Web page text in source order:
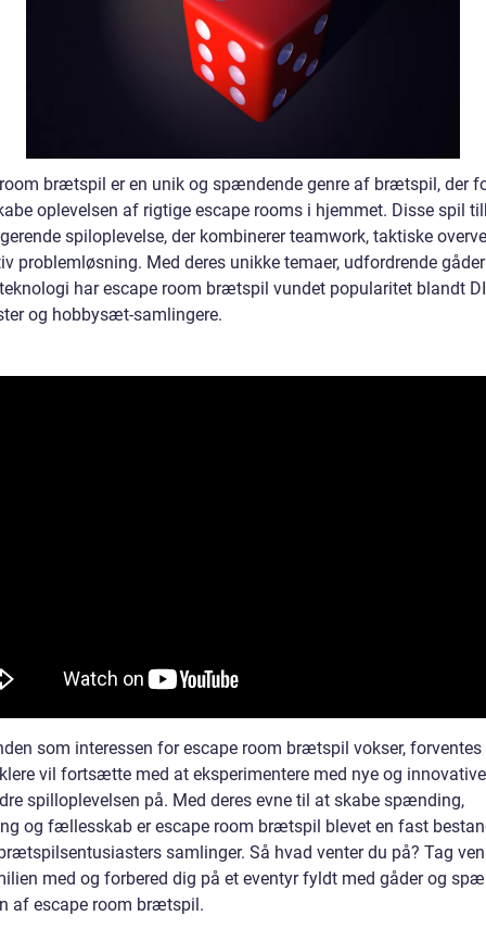
brætspil er en unik og spændende genre af brætspil, der
oplevelsen af rigtige escape rooms i hjemmet. Disse spil
spiloplevelse, der kombinerer teamwork, taktiske
problemløsning. Med deres unikke temaer, udfordrende
har escape room brætspil vundet popularitet blandt
og hobbysæt-samlingere.
som interessen for escape room brætspil vokser, forventes
vil fortsætte med at eksperimentere med nye og
spilloplevelsen på. Med deres evne til at skabe spænding,
og fællesskab er escape room brætspil blevet en fast
samlinger. Så hvad venter du på? Tag
med og forbered dig på et eventyr fyldt med gåder og
af escape room brætspil.